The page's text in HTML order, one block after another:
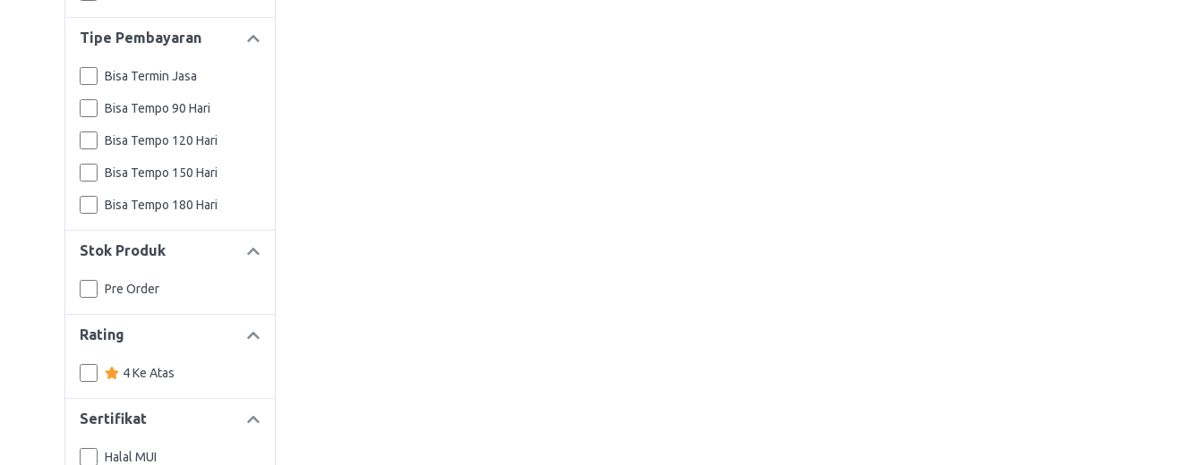
Tipe Pembayaran
Bisa Termin Jasa
Bisa Tempo 90 Hari
Bisa Tempo 120 Hari
Bisa Tempo 150 Hari
Bisa Tempo 180 Hari
Stok Produk
Pre Order
Rating
4 Ke Atas
Sertifikat
Halal MUI